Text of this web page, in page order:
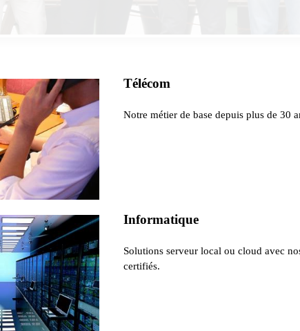
Télécom
Notre métier de base depuis plus de 30
Informatique
Solutions serveur local ou cloud avec
certifiés.